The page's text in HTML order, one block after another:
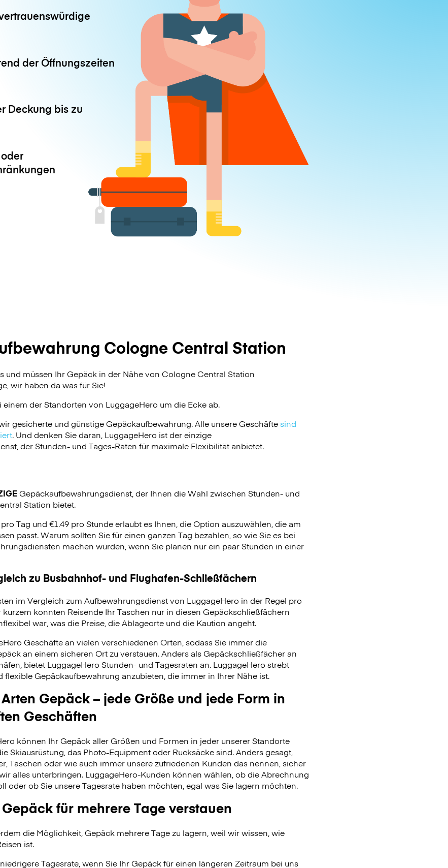
der Öffnungszeiten
Deckung bis zu
Cologne Central Station
und müssen Ihr Gepäck in der Nähe von Cologne Central Station
wir haben da was für Sie!
einem der Standorten von LuggageHero um die Ecke ab.
gesicherte und günstige Gepäckaufbewahrung. Alle unsere Geschäftesind
. Und denken Sie daran, LuggageHero ist der einzige
der Stunden- und Tages-Raten für maximale Flexibilität anbietet.
Gepäckaufbewahrungsdienst, der Ihnen die Wahl zwischen Stunden- und
Station bietet.
Tag und €1.49 pro Stunde erlaubt es Ihnen, die Option auszuwählen, die am
passt. Warum sollten Sie für einen ganzen Tag bezahlen, so wie Sie es bei
machen würden, wenn Sie planen nur ein paar Stunden in einer
zu Busbahnhof- und Flughafen-Schließfächern
im Vergleich zum Aufbewahrungsdienst von LuggageHero in der Regel pro
kurzem konnten Reisende Ihr Taschen nur in diesen Gepäckschließfächern
war, was die Preise, die Ablageorte und die Kaution angeht.
Geschäfte an vielen verschiedenen Orten, sodass Sie immer die
an einem sicheren Ort zu verstauen. Anders als Gepäckschließfächer an
bietet LuggageHero Stunden- und Tagesraten an. LuggageHero strebt
flexible Gepäckaufbewahrung anzubieten, die immer in Ihrer Nähe ist.
Gepäck – jede Größe und jede Form in
Geschäften
können Ihr Gepäck aller Größen und Formen in jeder unserer Standorte
Skiausrüstung, das Photo-Equipment oder Rucksäcke sind. Anders gesagt,
Taschen oder wie auch immer unsere zufriedenen Kunden das nennen, sicher
alles unterbringen. LuggageHero-Kunden können wählen, ob die Abrechnung
oder ob Sie unsere Tagesrate haben möchten, egal was Sie lagern möchten.
für mehrere Tage verstauen
die Möglichkeit, Gepäck mehrere Tage zu lagern, weil wir wissen, wie
ist.
Tagesrate, wenn Sie Ihr Gepäck für einen längeren Zeitraum bei uns